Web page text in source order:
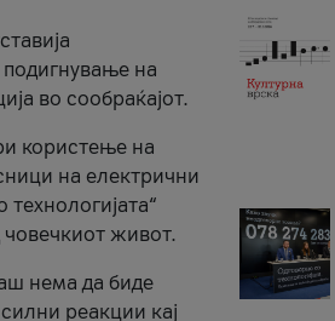
на
во сообраќајот.
користење на
на електрични
човечкиот живот.
нема да биде
реакции кај